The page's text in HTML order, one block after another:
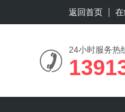
返回首页
24小时服务热